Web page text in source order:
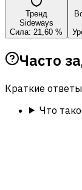
Тренд
Sideways
Сила: 21,60 %
Часто
Краткие
Что